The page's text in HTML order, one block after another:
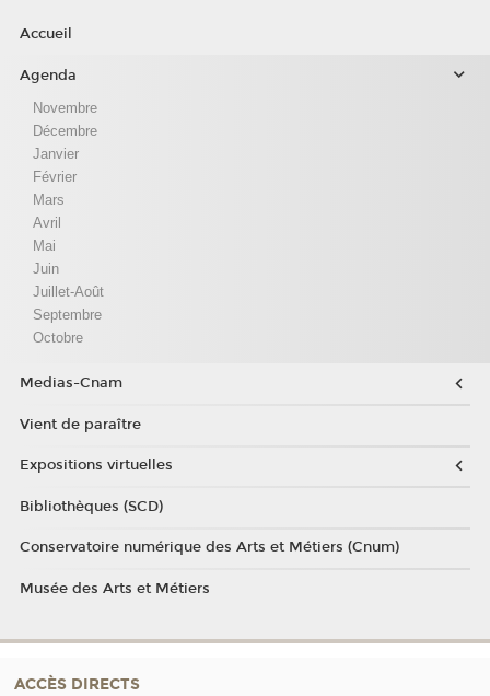
Accueil
Agenda
Novembre
Décembre
Janvier
Février
Mars
Avril
Mai
Juin
Juillet-Août
Septembre
Octobre
Medias-Cnam
Vient de paraître
Expositions virtuelles
Bibliothèques (SCD)
Conservatoire numérique des Arts et Métiers (Cnum)
Musée des Arts et Métiers
ACCÈS DIRECTS